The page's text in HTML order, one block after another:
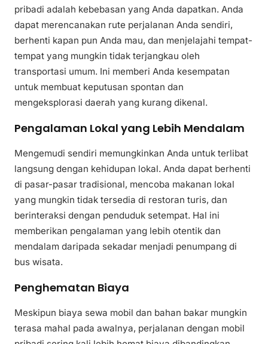
pribadi adalah kebebasan yang Anda dapatkan. Anda
dapat merencanakan rute perjalanan Anda sendiri,
berhenti kapan pun Anda mau, dan menjelajahi tempat-
tempat yang mungkin tidak terjangkau oleh
transportasi umum. Ini memberi Anda kesempatan
untuk membuat keputusan spontan dan
mengeksplorasi daerah yang kurang dikenal.
Pengalaman Lokal yang Lebih Mendalam
Mengemudi sendiri memungkinkan Anda untuk terlibat
langsung dengan kehidupan lokal. Anda dapat berhenti
di pasar-pasar tradisional, mencoba makanan lokal
yang mungkin tidak tersedia di restoran turis, dan
berinteraksi dengan penduduk setempat. Hal ini
memberikan pengalaman yang lebih otentik dan
mendalam daripada sekadar menjadi penumpang di
bus wisata.
Penghematan Biaya
Meskipun biaya sewa mobil dan bahan bakar mungkin
terasa mahal pada awalnya, perjalanan dengan mobil